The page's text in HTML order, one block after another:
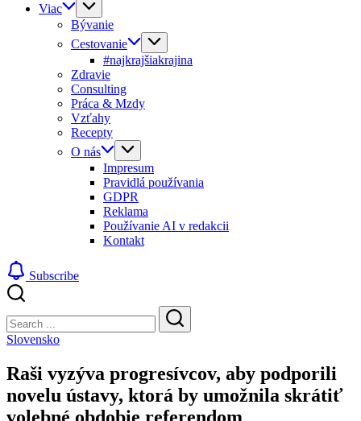
Viac
Bývanie
Cestovanie
#najkrajšiakrajina
Zdravie
Consulting
Práca & Mzdy
Vzťahy
Recepty
O nás
Impresum
Pravidlá používania
GDPR
Reklama
Používanie AI v redakcii
Kontakt
Subscribe
Search
Search
Slovensko
Raši vyzýva progresívcov, aby podporili
novelu ústavy, ktorá by umožnila skrátiť
volebné obdobie referendom